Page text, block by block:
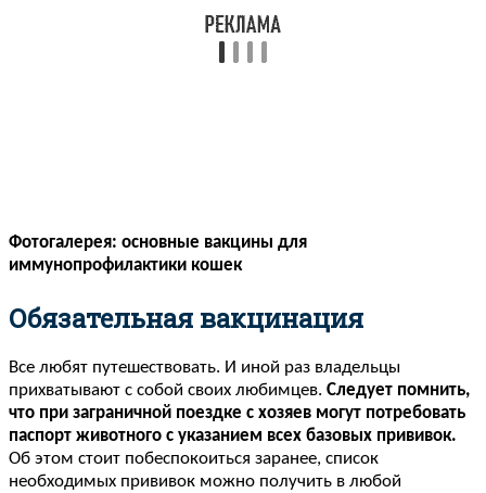
Фотогалерея: основные вакцины для
иммунопрофилактики кошек
Обязательная вакцинация
Все любят путешествовать. И иной раз владельцы
прихватывают с собой своих любимцев. Следует помнить,
что при заграничной поездке с хозяев могут потребовать
паспорт животного с указанием всех базовых прививок.
Об этом стоит побеспокоиться заранее, список
необходимых прививок можно получить в любой